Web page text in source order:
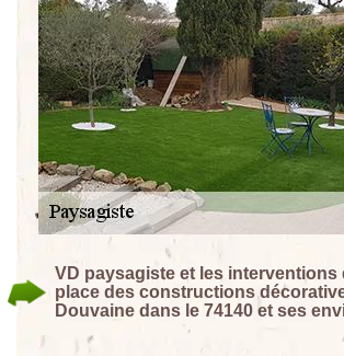
VD paysagiste et les interventions
place des constructions
Douvaine dans le 74140 et ses